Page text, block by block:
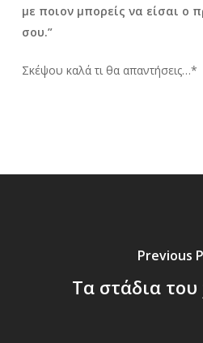
με ποιον μπορείς να είσαι ο
σου.”
Σκέψου καλά τι θα απαντήσεις…*
Previous
Τα στάδια